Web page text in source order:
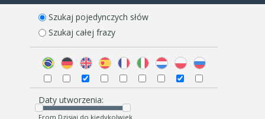
Szukaj pojedynczych słów
Szukaj całej frazy
Daty utworzenia:
From Dzisiaj do kiedykolwiek